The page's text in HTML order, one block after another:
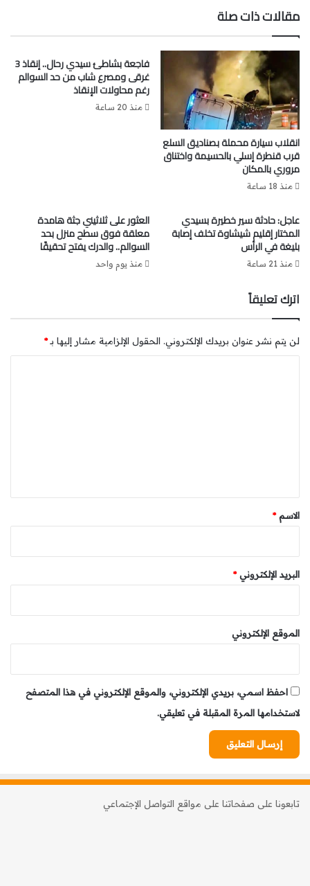
مقالات ذات صلة
انقلاب سيارة محملة بصناديق السلع
قرب قنطرة إسلي بالحسيمة واختناق
مروري بالمكان
منذ 18 ساعة
فاجعة بشاطئ سيدي رحال.. إنقاذ 3
غرقى ومصرع شاب من حد السوالم
رغم محاولات الإنقاذ
منذ 20 ساعة
عاجل: حادثة سير خطيرة بسيدي
المختار إقليم شيشاوة تخلف إصابة
بليغة في الرأس
منذ 21 ساعة
العثور على ثلاثيني جثة هامدة
معلقة فوق سطح منزل بحد
السوالم.. والدرك يفتح تحقيقًا
منذ يوم واحد
اترك تعليقاً
لن يتم نشر عنوان بريدك الإلكتروني. الحقول الإلزامية مشار إليها بـ*
*
الاسم*
البريد الإلكتروني*
الموقع الإلكتروني
احفظ اسمي، بريدي الإلكتروني، والموقع الإلكتروني في هذا المتصفح
لاستخدامها المرة المقبلة في تعليقي.
تابعونا على صفحاتنا على مواقع التواصل الإجتماعي